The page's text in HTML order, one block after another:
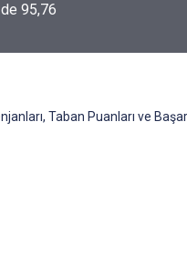
95,76
Taban Puanları ve